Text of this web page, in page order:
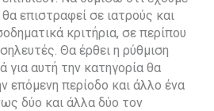
θα επιστραφεί σε ιατρούς και
κριτήρια, σε περίπου
Θα έρθει η ρύθμιση
για αυτή την κατηγορία θα
επόμενη περίοδο και άλλο ένα
δύο και άλλα δύο τον